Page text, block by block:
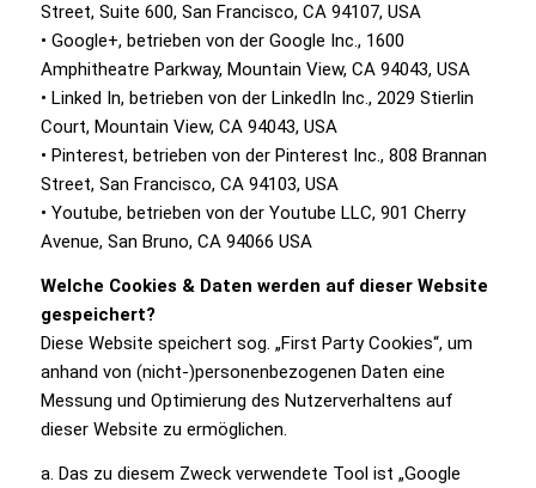
Street, Suite 600, San Francisco, CA 94107, USA
• Google+, betrieben von der Google Inc., 1600
Amphitheatre Parkway, Mountain View, CA 94043, USA
• Linked In, betrieben von der LinkedIn Inc., 2029 Stierlin
Court, Mountain View, CA 94043, USA
• Pinterest, betrieben von der Pinterest Inc., 808 Brannan
Street, San Francisco, CA 94103, USA
• Youtube, betrieben von der Youtube LLC, 901 Cherry
Avenue, San Bruno, CA 94066 USA
Welche Cookies & Daten werden auf dieser Website
gespeichert?
Diese Website speichert sog. „First Party Cookies“, um
anhand von (nicht-)personenbezogenen Daten eine
Messung und Optimierung des Nutzerverhaltens auf
dieser Website zu ermöglichen.
a. Das zu diesem Zweck verwendete Tool ist „Google